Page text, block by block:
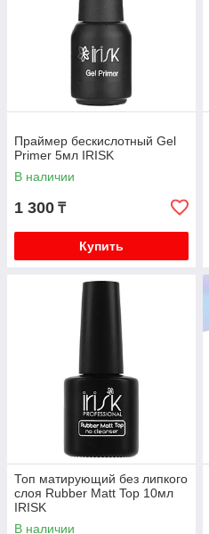
Праймер бескислотный Gel
Primer 5мл IRISK
В наличии
1 300 ₸
Купить
Топ матирующий без липкого
слоя Rubber Matt Top 10мл
IRISK
В наличии